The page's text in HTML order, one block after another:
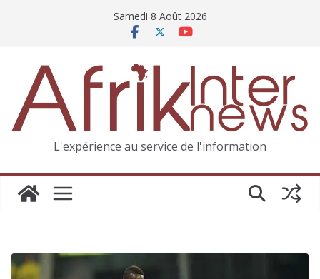
Samedi 8 Août 2026
L'expérience au service de l'information